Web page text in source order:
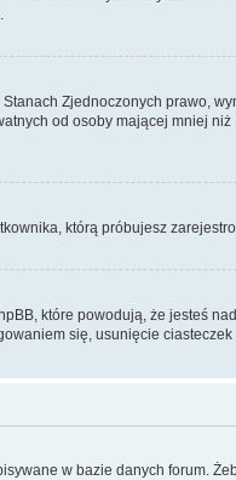
Zjednoczonych prawo,
od osoby mającej mniej
którą próbujesz
które powodują, że jesteś
się, usunięcie
w bazie danych forum.